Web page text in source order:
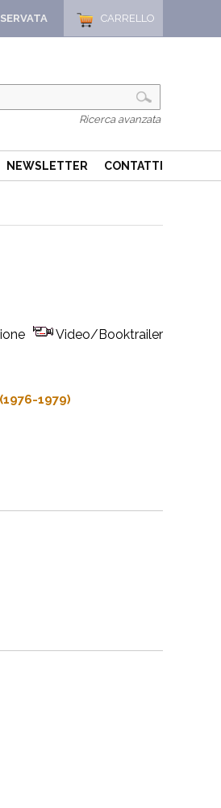
CARRELLO
Ricerca avanzata
NEWSLETTER CONTATTI
Video/Booktrailer
1979)